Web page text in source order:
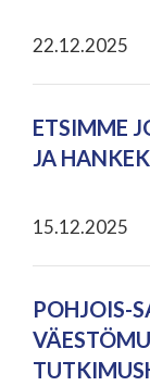
22.12.2025
ETSIMME
JA
15.12.2025
POHJOIS-